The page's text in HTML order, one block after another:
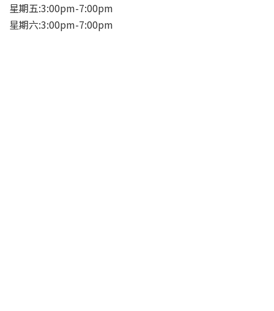
星期五:3:00pm-7:00pm
星期六:3:00pm-7:00pm